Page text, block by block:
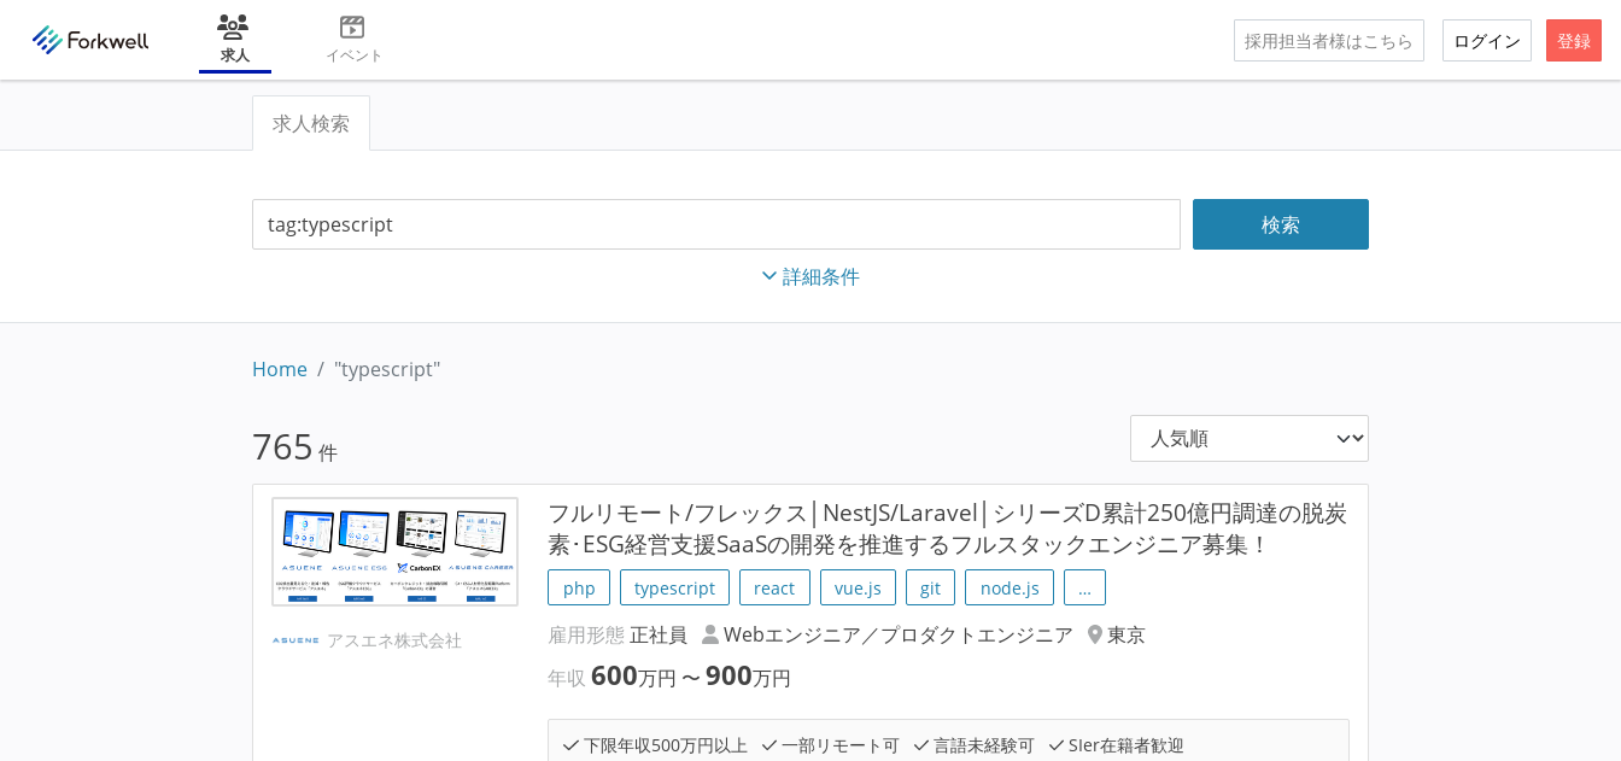
求人 イベント
採用担当者様はこちら ログイン 登録
求人検索
詳細条件
Home "typescript"
765 件
アスエネ株式会社
フルリモート/フレックス│NestJS/Laravel│シリーズD累計250億円調達の脱炭
素･ESG経営支援SaaSの開発を推進するフルスタックエンジニア募集！
php typescript react vue.js git node.js …
雇用形態 正社員 Webエンジニア／プロダクトエンジニア
東京
年収600万円 〜900万円
下限年収500万円以上 一部リモート可 言語未経験可
SIer在籍者歓迎